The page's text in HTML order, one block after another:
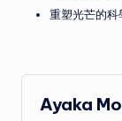
重塑光芒的
Ayaka